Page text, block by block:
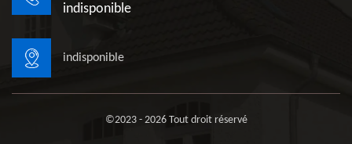
indisponible
indisponible
©2023 - 2026 Tout droit réservé